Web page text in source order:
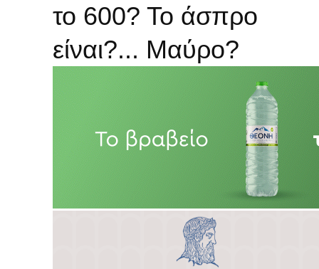
το 600? Το άσπρο
είναι?... Μαύρο?